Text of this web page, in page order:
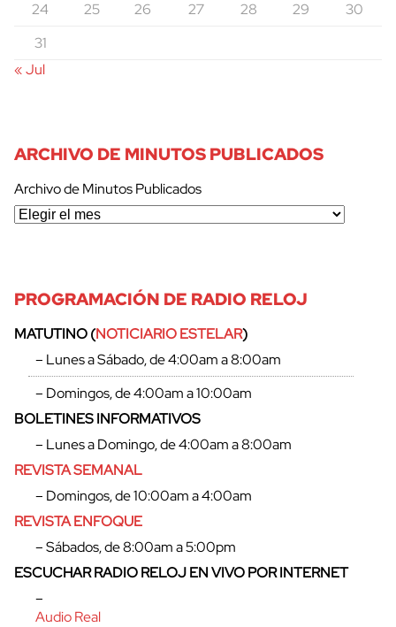
24 25 26 27 28 29
30
31
« Jul
ARCHIVO DE MINUTOS PUBLICADOS
Archivo de Minutos Publicados
PROGRAMACIÓN DE RADIO RELOJ
MATUTINO (NOTICIARIO ESTELAR)
– Lunes a Sábado, de 4:00am a 8:00am
– Domingos, de 4:00am a 10:00am
BOLETINES INFORMATIVOS
– Lunes a Domingo, de 4:00am a 8:00am
REVISTA SEMANAL
– Domingos, de 10:00am a 4:00am
REVISTA ENFOQUE
– Sábados, de 8:00am a 5:00pm
ESCUCHAR RADIO RELOJ EN VIVO POR INTERNET
–
Audio Real